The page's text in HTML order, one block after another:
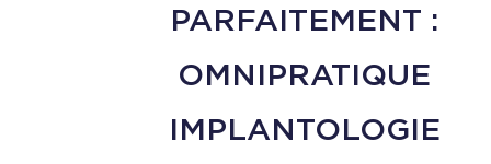
PARFAITEMENT :
OMNIPRATIQUE
IMPLANTOLOGIE